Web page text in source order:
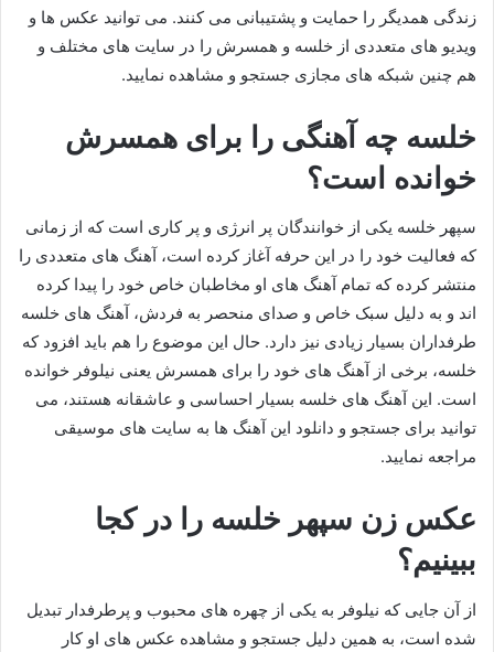
زندگی همدیگر را حمایت و پشتیبانی می کنند. می توانید عکس ها و
ویدیو های متعددی از خلسه و همسرش را در سایت های مختلف و
هم چنین شبکه‌ های مجازی جستجو و مشاهده نمایید.
خلسه چه آهنگی را برای همسرش
خوانده است؟
سپهر خلسه یکی از خوانندگان پر انرژی و پر کاری است که از زمانی
که فعالیت خود را در این حرفه آغاز کرده است، آهنگ های متعددی را
منتشر کرده که تمام آهنگ های او مخاطبان خاص خود را پیدا کرده
اند و به دلیل سبک خاص و صدای منحصر به فردش، آهنگ های خلسه
طرفداران بسیار زیادی نیز دارد. حال این موضوع را هم باید افزود که
خلسه، برخی از آهنگ های خود را برای همسرش یعنی نیلوفر خوانده
است. این آهنگ های خلسه بسیار احساسی و عاشقانه هستند، می
توانید برای جستجو و دانلود این آهنگ ها به سایت های موسیقی
مراجعه نمایید.
عکس زن سپهر خلسه را در کجا
ببینیم؟
از آن جایی که نیلوفر به یکی از چهره های محبوب و پرطرفدار تبدیل
شده است، به همین دلیل جستجو و مشاهده عکس های او کار